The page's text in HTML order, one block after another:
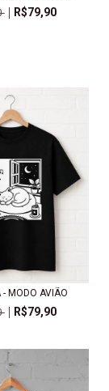
R$79,90
- MODO AVIÃO
R$79,90